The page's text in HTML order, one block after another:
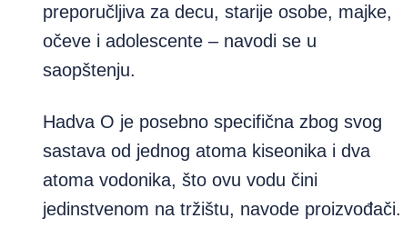
preporučljiva za decu, starije osobe, majke,
očeve i adolescente – navodi se u
saopštenju.
Hadva O je posebno specifična zbog svog
sastava od jednog atoma kiseonika i dva
atoma vodonika, što ovu vodu čini
jedinstvenom na tržištu, navode proizvođači.